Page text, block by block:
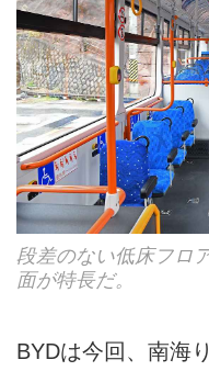
段差のない低床フロ
面が特長だ。
BYDは今回、南海